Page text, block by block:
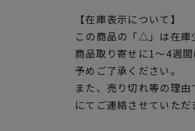
【在庫表示について】
この商品の「△」は在庫
商品取り寄せに1～4週
予めご了承ください。
また、売り切れ等の理
にてご連絡させていただ